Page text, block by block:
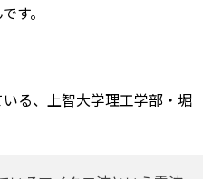
す。
る、上智大学理工学部・堀